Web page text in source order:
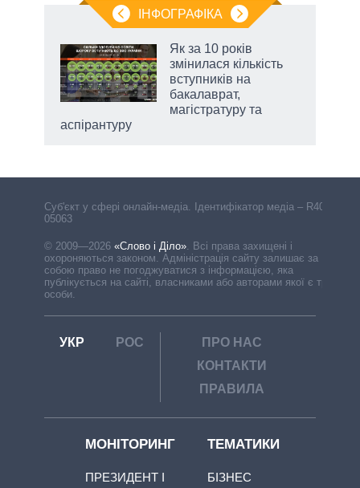
ІНФОГРАФІКА
Як за 10 років
змінилася кількість
вступників на
бакалаврат,
магістратуру та
аспірантуру
Cуб'єкт у сфері онлайн-медіа. Ідентифікатор медіа – R40-
05063
© 2009—2026 «Слово і Діло». Всі права захищені і
охороняються законом. Адміністрація сайту залишає за
собою право не погоджуватися з інформацією, яка
публікується на сайті, власниками або авторами якої є треті
особи.
УКР РОС
ПРО НАС
КОНТАКТИ
ПРАВИЛА
МОНІТОРИНГ
ПРЕЗИДЕНТ І
ТЕМАТИКИ
БІЗНЕС